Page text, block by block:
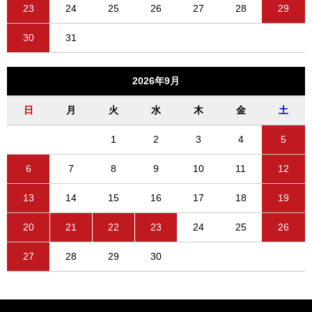
23 24 25 26 27 28 29
30 31
2026年9月
日 月 火 水 木 金 土
1 2 3 4 5
6 7 8 9 10 11 12
13 14 15 16 17 18 19
20 21 22 23 24 25 26
27 28 29 30